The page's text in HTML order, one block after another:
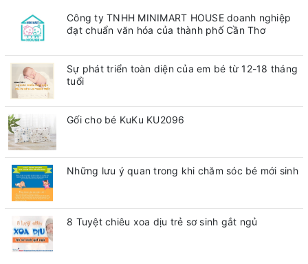
Công ty TNHH MINIMART HOUSE doanh nghiệp
đạt chuẩn văn hóa của thành phố Cần Thơ
Sự phát triển toàn diện của em bé từ 12-18 tháng
tuổi
Gối cho bé KuKu KU2096
Những lưu ý quan trong khi chăm sóc bé mới sinh
8 Tuyệt chiêu xoa dịu trẻ sơ sinh gắt ngủ